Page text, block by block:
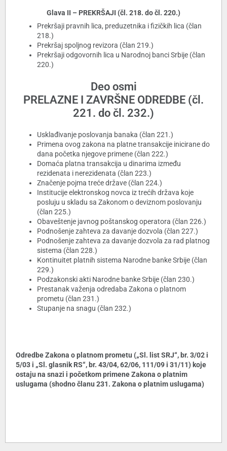
Glava II – PREKRŠAJI (čl. 218. do čl. 220.)
Prekršaji pravnih lica, preduzetnika i fizičkih lica (član
218.)
Prekršaj spoljnog revizora (član 219.)
Prekršaji odgovornih lica u Narodnoj banci Srbije (član
220.)
Deo osmi
PRELAZNE I ZAVRŠNE ODREDBE (čl.
221. do čl. 232.)
Usklađivanje poslovanja banaka (član 221.)
Primena ovog zakona na platne transakcije inicirane do
dana početka njegove primene (član 222.)
Domaća platna transakcija u dinarima između
rezidenata i nerezidenata (član 223.)
Značenje pojma treće države (član 224.)
Institucije elektronskog novca iz trećih država koje
posluju u skladu sa Zakonom o deviznom poslovanju
(član 225.)
Obaveštenje javnog poštanskog operatora (član 226.)
Podnošenje zahteva za davanje dozvola (član 227.)
Podnošenje zahteva za davanje dozvola za rad platnog
sistema (član 228.)
Kontinuitet platnih sistema Narodne banke Srbije (član
229.)
Podzakonski akti Narodne banke Srbije (član 230.)
Prestanak važenja odredaba Zakona o platnom
prometu (član 231.)
Stupanje na snagu (član 232.)
Odredbe Zakona o platnom prometu („Sl. list SRJ“, br. 3/02 i
5/03 i „Sl. glasnik RS“, br. 43/04, 62/06, 111/09 i 31/11) koje
ostaju na snazi i početkom primene Zakona o platnim
uslugama (shodno članu 231. Zakona o platnim uslugama)